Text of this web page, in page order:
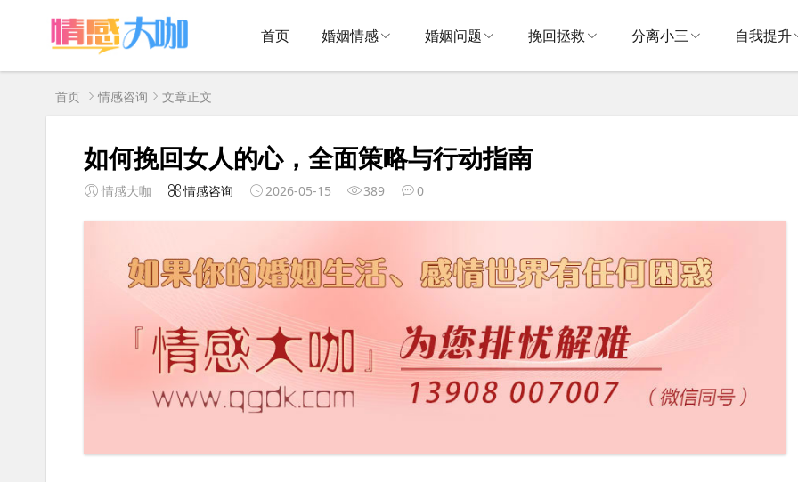
首页 婚姻情感 婚姻问题 挽回拯救 分离小三 自我提升
首页 情感咨询 文章正文
如何挽回女人的心，全面策略与行动指南
情感大咖 情感咨询 2026-05-15 389 0